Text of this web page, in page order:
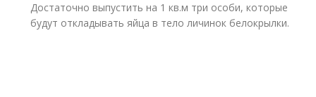
Достаточно выпустить на 1 кв.м три особи, которые
будут откладывать яйца в тело личинок белокрылки.